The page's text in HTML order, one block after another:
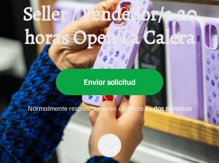
Seller / Vendedor/a 20
horas Open La Calera
Enviar solicitud
Normalmente respondemos en un plazo dedos semanas